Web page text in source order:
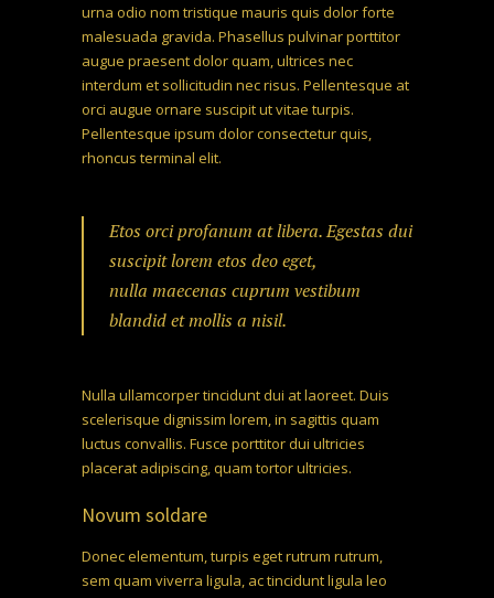
urna odio nom tristique mauris quis dolor forte
malesuada gravida. Phasellus pulvinar porttitor
augue praesent dolor quam, ultrices nec
interdum et sollicitudin nec risus. Pellentesque at
orci augue ornare suscipit ut vitae turpis.
Pellentesque ipsum dolor consectetur quis,
rhoncus terminal elit.
Etos orci profanum at libera. Egestas dui
suscipit lorem etos deo eget,
nulla maecenas cuprum vestibum
blandid et mollis a nisil.
Nulla ullamcorper tincidunt dui at laoreet. Duis
scelerisque dignissim lorem, in sagittis quam
luctus convallis. Fusce porttitor dui ultricies
placerat adipiscing, quam tortor ultricies.
Novum soldare
Donec elementum, turpis eget rutrum rutrum,
sem quam viverra ligula, ac tincidunt ligula leo